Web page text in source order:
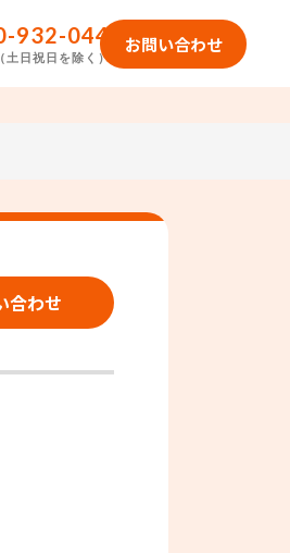
932-044
日祝日を除く）
お問い合わせ
合わせ